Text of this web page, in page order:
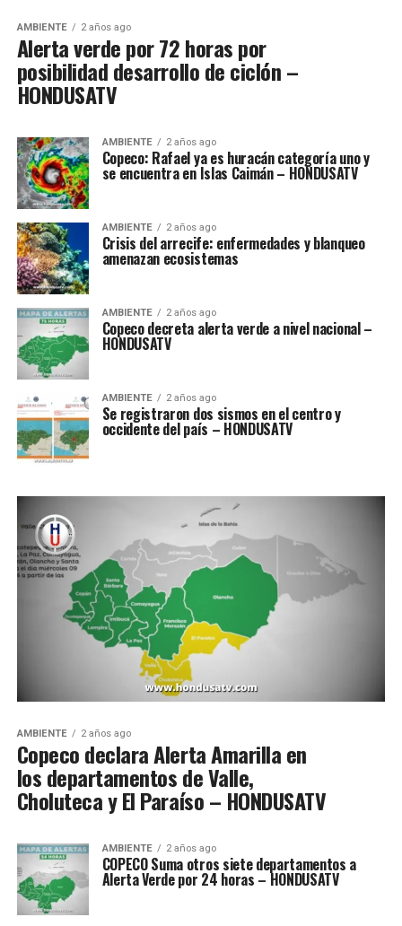
AMBIENTE 2 años ago
Alerta verde por 72 horas por
posibilidad desarrollo de ciclón –
HONDUSATV
AMBIENTE 2 años ago
Copeco: Rafael ya es huracán categoría uno y
se encuentra en Islas Caimán – HONDUSATV
AMBIENTE 2 años ago
Crisis del arrecife: enfermedades y blanqueo
amenazan ecosistemas
AMBIENTE 2 años ago
Copeco decreta alerta verde a nivel nacional –
HONDUSATV
AMBIENTE 2 años ago
Se registraron dos sismos en el centro y
occidente del país – HONDUSATV
AMBIENTE 2 años ago
Copeco declara Alerta Amarilla en
los departamentos de Valle,
Choluteca y El Paraíso – HONDUSATV
AMBIENTE 2 años ago
COPECO Suma otros siete departamentos a
Alerta Verde por 24 horas – HONDUSATV